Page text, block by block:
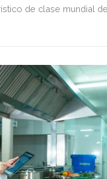
de clase mundial